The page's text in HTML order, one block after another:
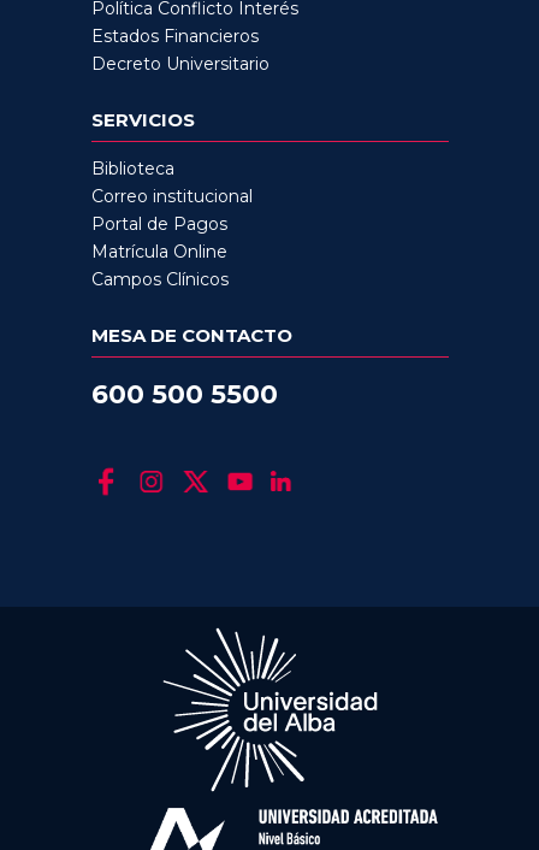
Política Conflicto Interés
Estados Financieros
Decreto Universitario
SERVICIOS
Biblioteca
Correo institucional
Portal de Pagos
Matrícula Online
Campos Clínicos
MESA DE CONTACTO
600 500 5500